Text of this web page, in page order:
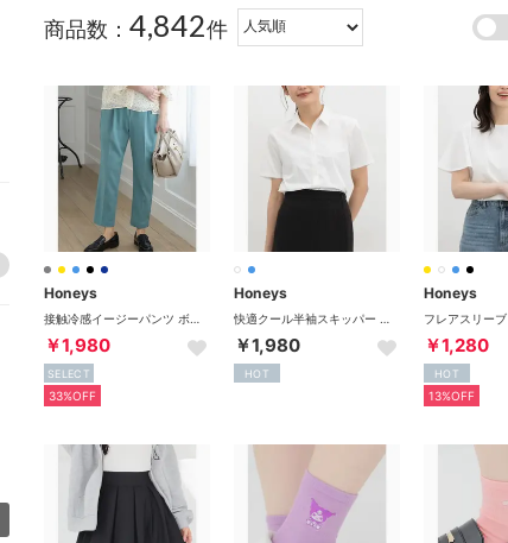
商品数： 4,842件
Honeys
￥1,980
SELECT
33%OFF
Honeys
￥1,980
HOT
Honeys
￥1,280
HOT
13%OFF